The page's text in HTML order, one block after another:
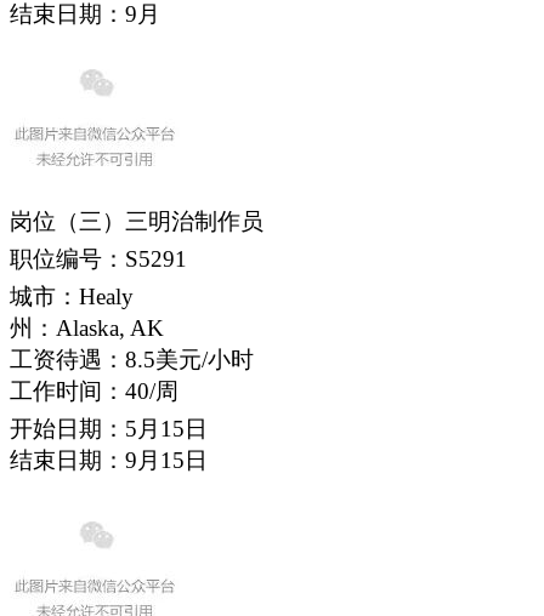
结束日期：9月
岗位（三）三明治制作员
职位编号：S5291
城市：Healy
州：Alaska, AK
工资待遇：8.5美元/小时
工作时间：40/周
开始日期：5月15日
结束日期：9月15日